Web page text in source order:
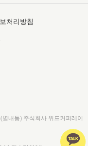
처리방침
내동) 주식회사 위드커퍼레이